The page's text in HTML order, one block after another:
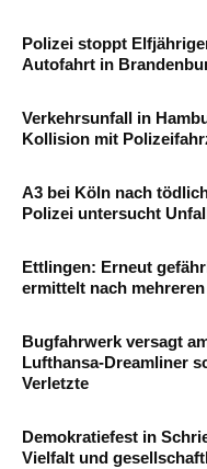
Polizei stoppt
Autofahrt in
Verkehrsunfall in
Kollision mit
A3 bei Köln nach
Polizei untersucht
Ettlingen: Erneut
ermittelt nach
Bugfahrwerk versagt
Lufthansa-Dreamliner
Verletzte
Demokratiefest in
Vielfalt und